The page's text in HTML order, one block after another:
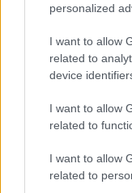
personalized
I want to allow
related to
device
I want to allow
related to
I want to allow
related to
Adja meg